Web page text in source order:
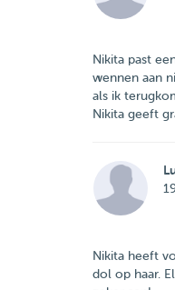
Nikita past
wennen aan
als ik
Nikita geeft
Nikita heeft
dol op haar.